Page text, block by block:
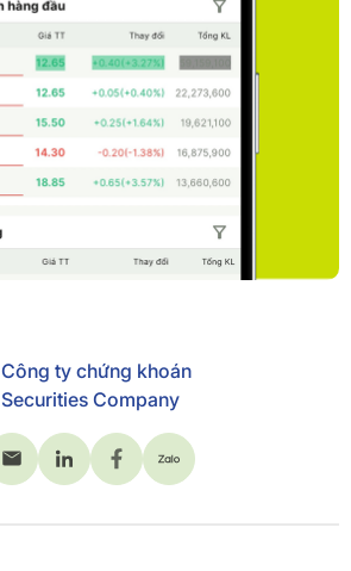
Công ty chứng khoán
Securities Company